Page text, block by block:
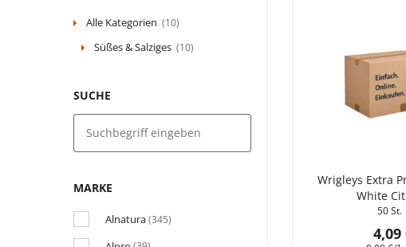
Alle Kategorien (10)
Süßes & Salziges (10)
SUCHE
MARKE
Alnatura(345)
Wrigleys Extra
White
50 St.
4,09